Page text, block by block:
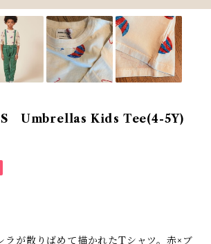
Umbrellas Kids Tee(4-5Y)
ラが散りばめて描かれたTシャツ。赤×ブ